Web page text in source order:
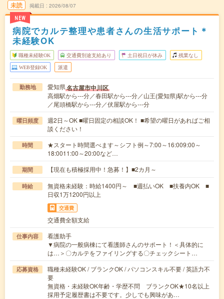
未読
NEW
掲載日 2026/08/07
病院でカルテ整理や患者さんの生活サポート＊
未経験OK
職種未経験OK 交通費別途支給あり 土日祝日が休み 残業なし
WEB登録OK 派遣
勤務地 愛知県名古屋市中川区
高畑駅から---分／春田駅から---分／山王(愛知県)駅から---分
／尾頭橋駅から---分／伏屋駅から---分
曜日頻度
週2日～OK ■曜日固定の相談OK！ ■希望の曜日があればご相
談ください！
時間
★スタート時間選べます～シフト例～7:00～16:009:00～
18:0011:00～20:00など…
期間 【現在も積極採用中！急募！】■2カ月～
時給
無資格未経験：時給1400円～ ■週払いOK ■扶養内OK ■
日収1万1200円以上
交通費
交通費全額支給
仕事内容
看護助手
▼病院の一般病棟にて看護師さんのサポート！＜具体的に
は…＞〇カルテをファイリングする〇チェックシート…
応募資格
職種未経験OK / ブランクOK / パソコンスキル不要 / 英語力不
要
無資格・未経験OK年齢・学歴不問 ブランクOK★10名以上
採用予定履歴書は不要です。少しでも興味があ…